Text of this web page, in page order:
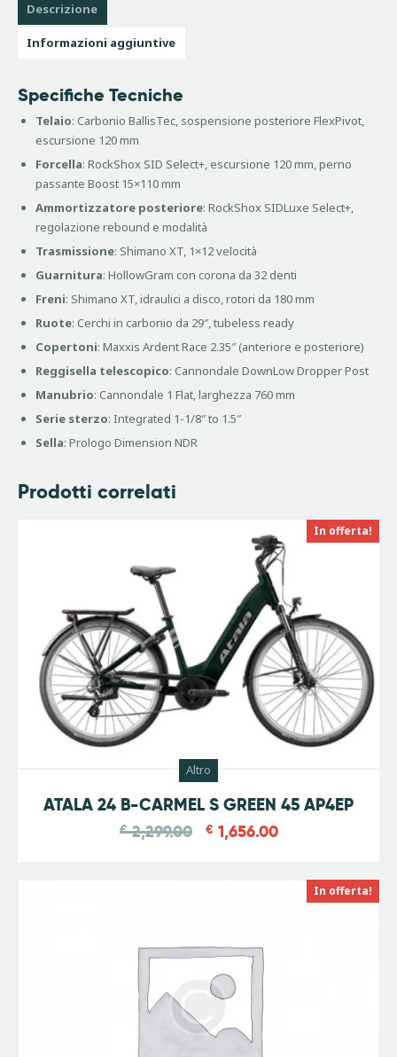
Descrizione
Informazioni aggiuntive
Specifiche Tecniche
Telaio: Carbonio BallisTec, sospensione posteriore FlexPivot,
escursione 120 mm
Forcella: RockShox SID Select+, escursione 120 mm, perno
passante Boost 15×110 mm
Ammortizzatore posteriore: RockShox SIDLuxe Select+,
regolazione rebound e modalità
Trasmissione: Shimano XT, 1×12 velocità
Guarnitura: HollowGram con corona da 32 denti
Freni: Shimano XT, idraulici a disco, rotori da 180 mm
Ruote: Cerchi in carbonio da 29″, tubeless ready
Copertoni: Maxxis Ardent Race 2.35″ (anteriore e posteriore)
Reggisella telescopico: Cannondale DownLow Dropper Post
Manubrio: Cannondale 1 Flat, larghezza 760 mm
Serie sterzo: Integrated 1-1/8″ to 1.5″
Sella: Prologo Dimension NDR
Prodotti correlati
In offerta!
28%
Altro
ATALA 24 B-CARMEL S GREEN 45 AP4EP
€ 2,299.00 € 1,656.00
In offerta!